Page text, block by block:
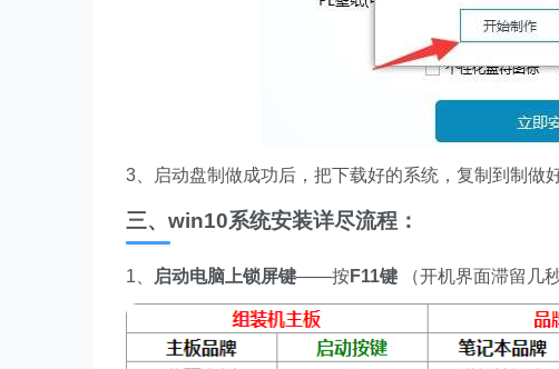
3、启动盘制做成功后，把下载好的系统，复制到制做
三、win10系统安装详尽流程：
1、 启动电脑上锁屏键——按F11键 （开机界面滞留几